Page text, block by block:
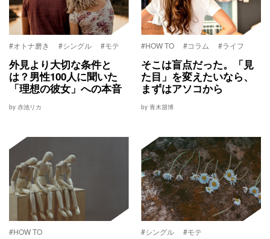
#オトナ磨き #シングル #モテ
外見より大切な条件と
は？男性100人に聞いた
「理想の彼女」への本音
by 赤池リカ
#HOW TO #コラム #ライフ
そこは盲点だった。「見
た目」を変えたいなら、
まずはアソコから
by 青木朋博
#HOW TO #シングル #モテ